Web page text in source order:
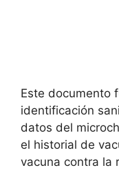
Este documento
identificación
datos del
el historial de
vacuna contra la